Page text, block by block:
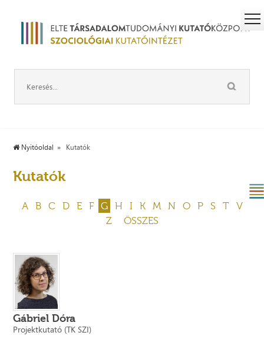
Nyitóoldal Kutatók
Kutatók
A B C D E F G H I K M N O P S T
V
Z
ÖSSZES
Gábriel Dóra
Projektkutató (TK SZI)